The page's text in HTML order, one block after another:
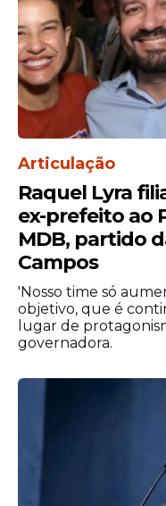
estabelecimento
quartas-feiras e
das 8h às 11h,
visitas de
diretos,
suspensas por 90
Articulação
Raquel Lyra
ex-prefeito ao
MDB, partido
Campos
'Nosso time só
objetivo, que é
lugar de
governadora.